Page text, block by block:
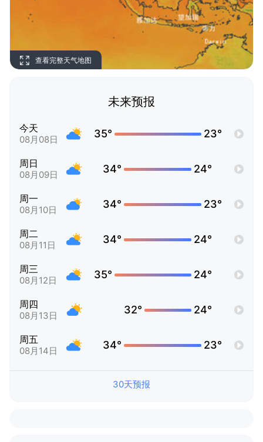
查看完整天气地图
未来预报
今天
08月08日 35° 23°
周日
08月09日 34° 24°
周一
08月10日 34° 23°
周二
08月11日 34° 24°
周三
08月12日 35° 24°
周四
08月13日 32° 24°
周五
08月14日 34° 23°
30天预报